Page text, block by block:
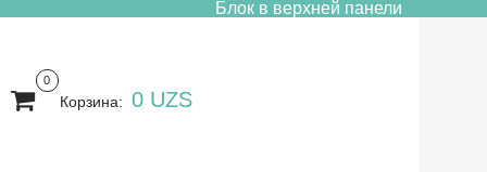
Блок в верхней панели
0
Корзина: 0 UZS